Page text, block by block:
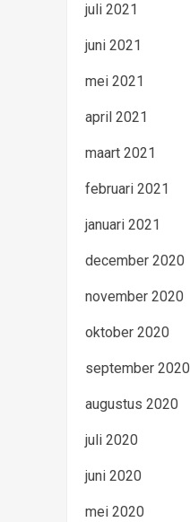
juli 2021
juni 2021
mei 2021
april 2021
maart 2021
februari 2021
januari 2021
december 2020
november 2020
oktober 2020
september 2020
augustus 2020
juli 2020
juni 2020
mei 2020